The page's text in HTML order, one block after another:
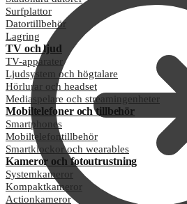
Surfplattor
Datortillbehör
Lagring
TV och ljud
TV-apparater
Ljudsystem och högtalare
Hörlurar och headset
Mediaspelare och streamingenheter
Mobiltelefoner och tillbehör
Smartphones
Mobiltelefontillbehör
Smartklockor och wearables
Kameror och fotoutrustning
Systemkameror
Kompaktkameror
Actionkameror